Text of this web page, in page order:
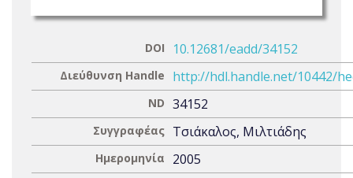
DOI 10.12681/eadd/34152
Διεύθυνση Handle http://hdl.handle.net/10442/
ND 34152
Συγγραφέας Τσιάκαλος, Μιλτιάδης
Ημερομηνία 2005